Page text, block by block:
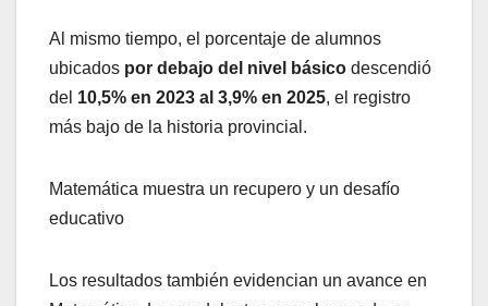
Al mismo tiempo, el porcentaje de alumnos
ubicados por debajo del nivel básico descendió
del 10,5% en 2023 al 3,9% en 2025, el registro
más bajo de la historia provincial.
Matemática muestra un recupero y un desafío
educativo
Los resultados también evidencian un avance en